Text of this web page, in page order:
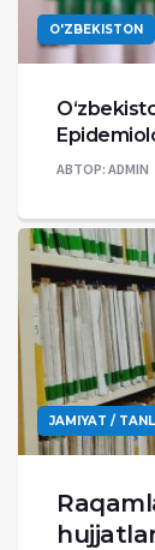
O'ZBEKISTON
АВТОР: ADMIN
JAMIYAT /